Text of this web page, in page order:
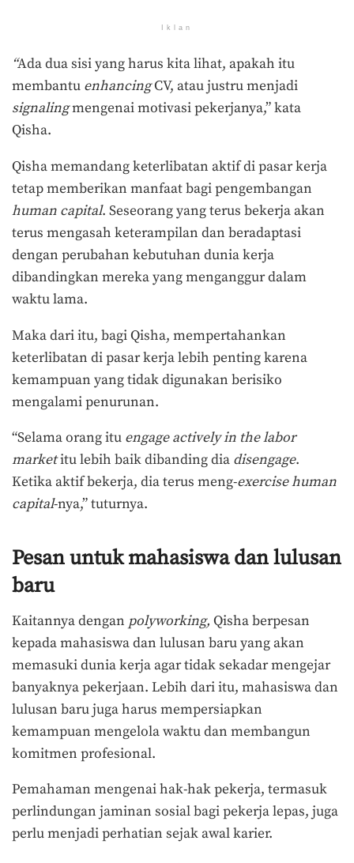
Iklan
“Ada dua sisi yang harus kita lihat, apakah itu
membantu enhancingCV, atau justru menjadi
signalingmengenai motivasi pekerjanya,” kata
Qisha.
Qisha memandang keterlibatan aktif di pasar kerja
tetap memberikan manfaat bagi pengembangan
human capital. Seseorang yang terus bekerja akan
terus mengasah keterampilan dan beradaptasi
dengan perubahan kebutuhan dunia kerja
dibandingkan mereka yang menganggur dalam
waktu lama.
Maka dari itu, bagi Qisha, mempertahankan
keterlibatan di pasar kerja lebih penting karena
kemampuan yang tidak digunakan berisiko
mengalami penurunan.
“Selama orang itu engage actively in the labor
marketitu lebih baik dibanding dia disengage.
Ketika aktif bekerja, dia terus meng-exercise human
capital-nya,” tuturnya.
Pesan untuk mahasiswa dan lulusan
baru
Kaitannya dengan polyworking, Qisha berpesan
kepada mahasiswa dan lulusan baru yang akan
memasuki dunia kerja agar tidak sekadar mengejar
banyaknya pekerjaan. Lebih dari itu, mahasiswa dan
lulusan baru juga harus mempersiapkan
kemampuan mengelola waktu dan membangun
komitmen profesional.
Pemahaman mengenai hak-hak pekerja, termasuk
perlindungan jaminan sosial bagi pekerja lepas, juga
perlu menjadi perhatian sejak awal karier.